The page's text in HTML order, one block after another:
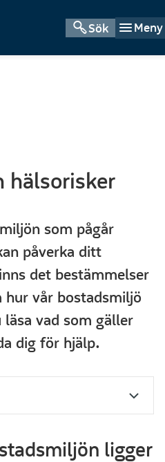
Sök Meny
hälsorisker
som pågår
påverka ditt
det bestämmelser
hur vår bostadsmiljö
läsa vad som gäller
dig för hjälp.
ligger